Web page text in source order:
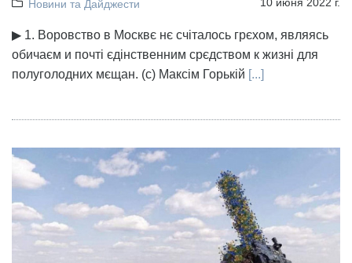
Новини та Дайджести 10 июня 2022 г.
▶ 1. Воровство в Москвє нє счіталось грєхом, являясь
обичаєм и почті єдінственним срєдством к жизні для
полуголодних мєщан. (с) Максім Горькій [...]